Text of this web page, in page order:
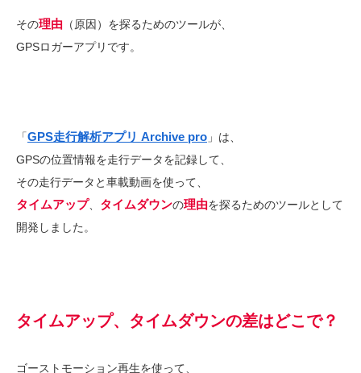
その理由 （原因）を探るためのツールが、
GPSロガーアプリです。
「GPS走行解析アプリ Archive pro 」は、
GPSの位置情報を走行データを記録して、
その走行データと車載動画を使って、
タイムアップ、 タイムダウンの理由を探るためのツールとして
開発しました。
タイムアップ、タイムダウンの差はどこで？
ゴーストモーション再生を使って、